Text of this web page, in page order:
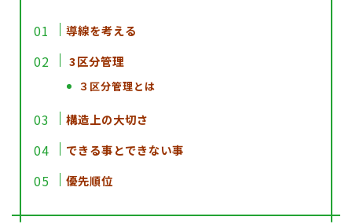
導線を考える
3区分管理
３区分管理とは
構造上の大切さ
できる事とできない事
優先順位